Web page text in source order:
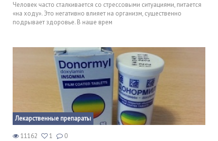
Человек часто сталкивается со стрессовыми ситуациями, питается
«на ходу». Это негативно влияет на организм, существенно
подрывает здоровье. В наше врем
Лекарственные препараты
11162 1 0